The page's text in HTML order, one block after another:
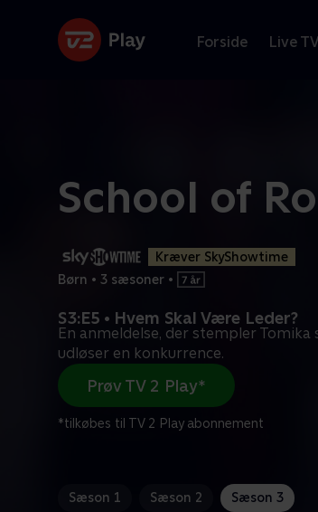
Forside Live TV
School of
Kræver SkyShowtime
Børn • 3 sæsoner •
S3:E5 • Hvem Skal Være Leder?
En anmeldelse, der stempler
udløser en konkurrence.
Prøv TV 2 Play*
*tilkøbes til TV 2 Play abonnement
Sæson 1 Sæson 2 Sæson 3